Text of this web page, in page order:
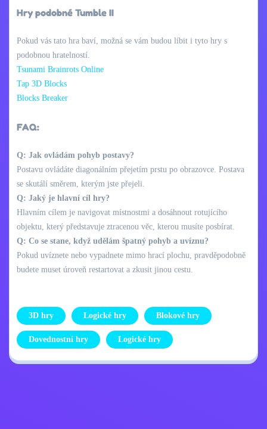
Hry podobné Tumble II
Pokud vás tato hra baví, možná se vám budou líbit i tyto hry s
podobnou hratelností.
Tsunami Brainrots Online
Tap 3D Blocks
Blocks Breaker
FAQ:
Q: Jak ovládám pohyb postavy?
Postavu ovládáte diagonálním přejetím prstu po obrazovce. Postava
se skutálí směrem, kterým jste přejeli.
Q: Jaký je hlavní cíl hry?
Hlavním cílem je navigovat místnostmi a dosáhnout rotujícího
objektu, který představuje ztracenou věc, kterou musíte posbírat.
Q: Co se stane, když udělám špatný pohyb a uvíznu?
Pokud uvíznete nebo vypadnete mimo hrací plochu, pravděpodobně
budete muset úroveň restartovat a zkusit jinou cestu.
3D hry Logické hry Blokové hry
Dovednostní hry Logické hry